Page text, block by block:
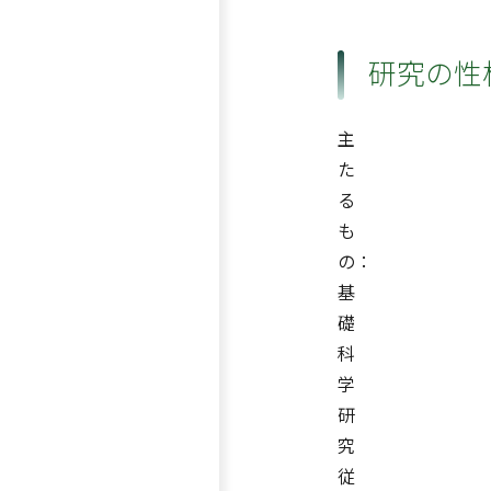
研究の性
主
た
る
も
の：
基
礎
科
学
研
究
従